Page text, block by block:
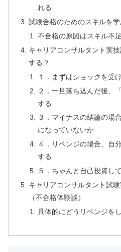
れる
試験合格のためのスキルを学
不合格の原因はスキル不
キャリアコンサルタント実
する？
１．まずはショックを受
２．一旦落ち込んだ後、
する
３．マイナスの結論の場
になっていないか
４．リベンジの場合、自
する
５．ちゃんと自己投資し
キャリアコンサルタント試
（不合格体験談）
具体的にどうリベンジを